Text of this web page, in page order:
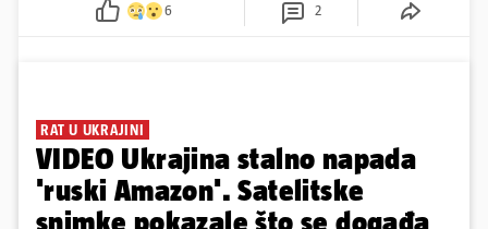
6 2
RAT U UKRAJINI
VIDEO Ukrajina stalno napada
'ruski Amazon'. Satelitske